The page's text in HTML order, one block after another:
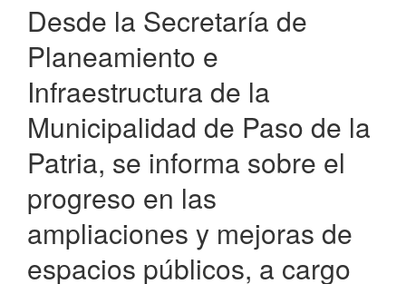
la
Patria
Desde la Secretaría de
Planeamiento e
Infraestructura de la
Municipalidad de Paso de la
Patria, se informa sobre el
progreso en las
ampliaciones y mejoras de
espacios públicos, a cargo